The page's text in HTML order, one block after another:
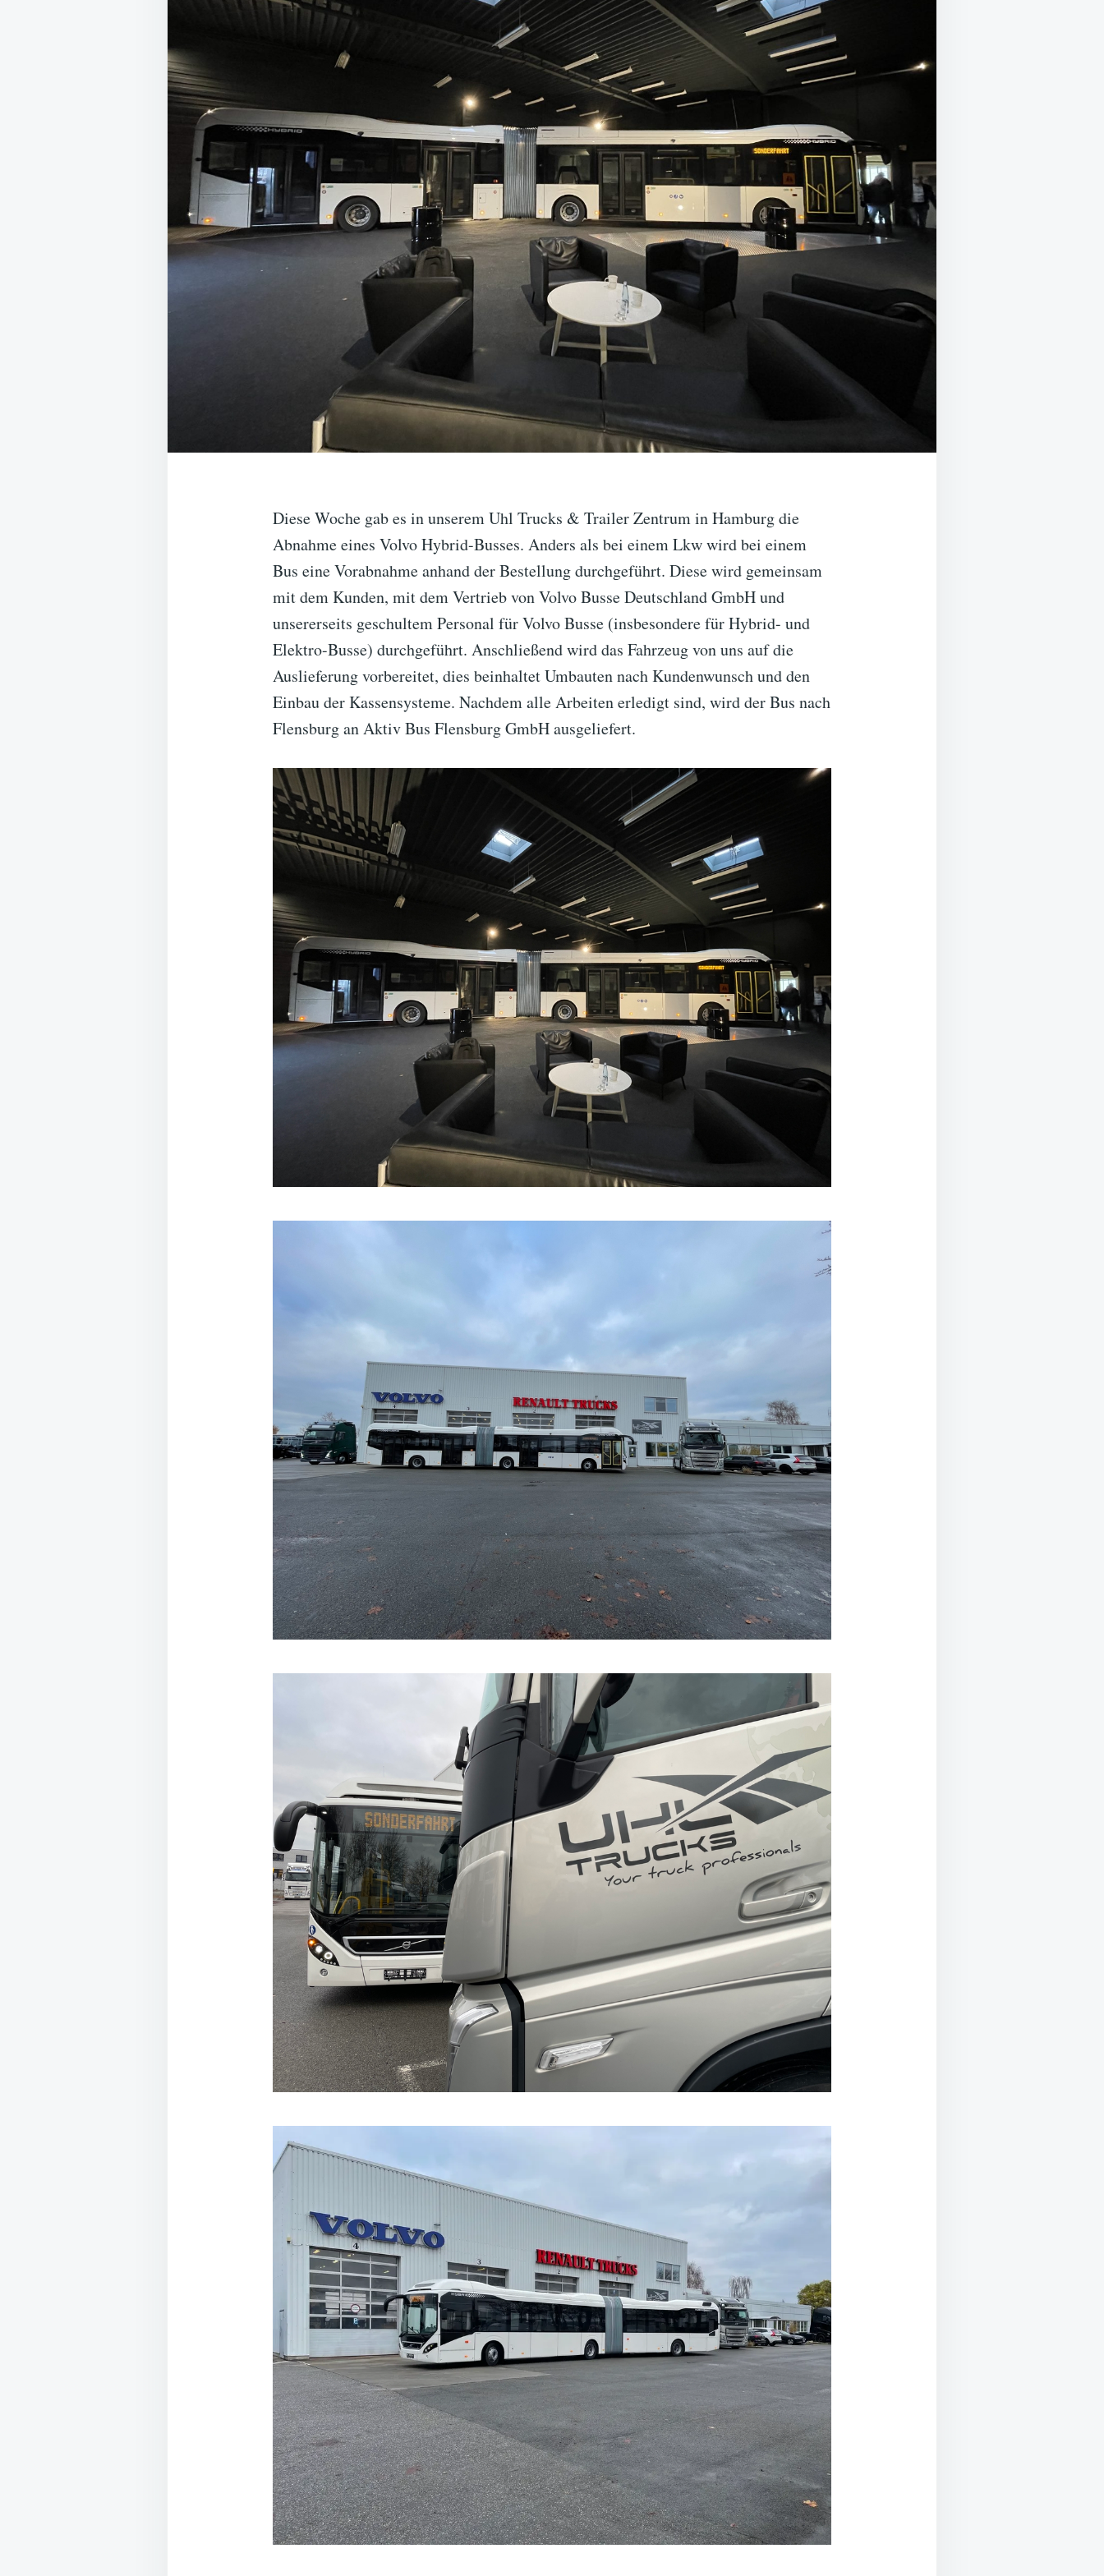
Diese Woche gab es in unserem Uhl Trucks & Trailer Zentrum in Hamburg die
Abnahme eines Volvo Hybrid-Busses. Anders als bei einem Lkw wird bei einem
Bus eine Vorabnahme anhand der Bestellung durchgeführt. Diese wird gemeinsam
mit dem Kunden, mit dem Vertrieb von Volvo Busse Deutschland GmbH und
unsererseits geschultem Personal für Volvo Busse (insbesondere für Hybrid- und
Elektro-Busse) durchgeführt. Anschließend wird das Fahrzeug von uns auf die
Auslieferung vorbereitet, dies beinhaltet Umbauten nach Kundenwunsch und den
Einbau der Kassensysteme. Nachdem alle Arbeiten erledigt sind, wird der Bus nach
Flensburg an Aktiv Bus Flensburg GmbH ausgeliefert.